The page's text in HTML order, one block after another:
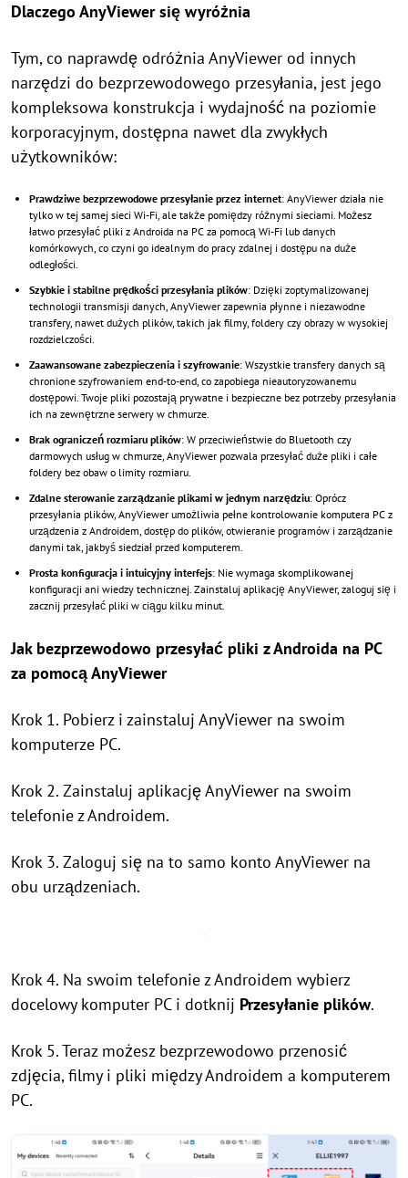
Dlaczego AnyViewer się wyróżnia
Tym, co naprawdę odróżnia AnyViewer od innych
narzędzi do bezprzewodowego przesyłania, jest jego
kompleksowa konstrukcja i wydajność na poziomie
korporacyjnym, dostępna nawet dla zwykłych
użytkowników:
Prawdziwe bezprzewodowe przesyłanie przez internet: AnyViewer działa nie
tylko w tej samej sieci Wi-Fi, ale także pomiędzy różnymi sieciami. Możesz
łatwo przesyłać pliki z Androida na PC za pomocą Wi-Fi lub danych
komórkowych, co czyni go idealnym do pracy zdalnej i dostępu na duże
odległości.
Szybkie i stabilne prędkości przesyłania plików: Dzięki zoptymalizowanej
technologii transmisji danych, AnyViewer zapewnia płynne i niezawodne
transfery, nawet dużych plików, takich jak filmy, foldery czy obrazy w wysokiej
rozdzielczości.
Zaawansowane zabezpieczenia i szyfrowanie: Wszystkie transfery danych są
chronione szyfrowaniem end-to-end, co zapobiega nieautoryzowanemu
dostępowi. Twoje pliki pozostają prywatne i bezpieczne bez potrzeby przesyłania
ich na zewnętrzne serwery w chmurze.
Brak ograniczeń rozmiaru plików: W przeciwieństwie do Bluetooth czy
darmowych usług w chmurze, AnyViewer pozwala przesyłać duże pliki i całe
foldery bez obaw o limity rozmiaru.
Zdalne sterowanie zarządzanie plikami w jednym narzędziu: Oprócz
przesyłania plików, AnyViewer umożliwia pełne kontrolowanie komputera PC z
urządzenia z Androidem, dostęp do plików, otwieranie programów i zarządzanie
danymi tak, jakbyś siedział przed komputerem.
Prosta konfiguracja i intuicyjny interfejs: Nie wymaga skomplikowanej
konfiguracji ani wiedzy technicznej. Zainstaluj aplikację AnyViewer, zaloguj się i
zacznij przesyłać pliki w ciągu kilku minut.
Jak bezprzewodowo przesyłać pliki z Androida na PC
za pomocą AnyViewer
Krok 1. Pobierz i zainstaluj AnyViewer na swoim
komputerze PC.
Krok 2. Zainstaluj aplikację AnyViewer na swoim
telefonie z Androidem.
Krok 3. Zaloguj się na to samo konto AnyViewer na
obu urządzeniach.
Krok 4. Na swoim telefonie z Androidem wybierz
docelowy komputer PC i dotknij Przesyłanie plików.
Krok 5. Teraz możesz bezprzewodowo przenosić
zdjęcia, filmy i pliki między Androidem a komputerem
PC.